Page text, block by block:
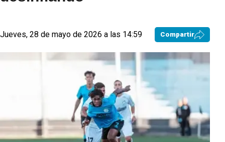
Jueves, 28 de mayo de 2026 a las 14:59 Compartir